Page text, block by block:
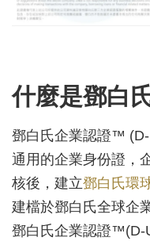
什麼是鄧白
鄧白氏企業認證™
通用的企業身份證，
核後，建立鄧白氏環
建檔於鄧白氏全球企
鄧白氏企業認證